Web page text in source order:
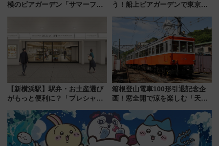
模のビアガーデン「サマーフェ
う！船上ビアガーデンで東京湾
杯……工場直送生ビールや島グ
ルメが美味い
【新横浜駅】駅弁・お土産選び
がもっと便利に？「プレシャス
ン 場所や営業時間・限定弁当
を紹介
箱根登山電車100形引退記念企
画！窓全開で涼を楽しむ「天然
発売